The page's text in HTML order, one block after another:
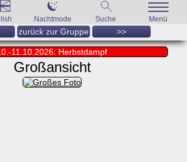
Nachtmode Suche Menü
zurück zur Gruppe >>
11.10.2026: Herbstdampf
Großansicht